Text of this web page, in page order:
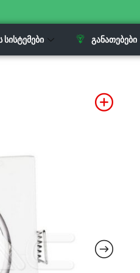
ᲡᲘᲡᲢᲔᲛᲔᲑᲘ ᲒᲐᲜᲐᲗᲔᲑᲔᲑᲘ